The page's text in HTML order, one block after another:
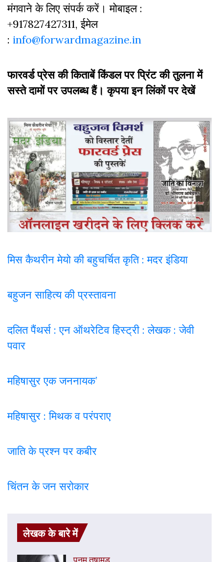
मंगवाने के लिए संपर्क करें। मोबाइल :
+917827427311, ईमेल
: info@forwardmagazine.in
फारवर्ड प्रेस की किताबें किंडल पर प्रिंट की तुलना में
सस्ते दामों पर उपलब्ध हैं। कृपया इन लिंकों पर देखें
मिस कैथरीन मेयो की बहुचर्चित कृति : मदर इंडिया
बहुजन साहित्य की प्रस्तावना
दलित पैंथर्स : एन ऑथरेटिव हिस्ट्री : लेखक : जेवी
पवार
महिषासुर एक जननायक’
महिषासुर : मिथक व परंपराए
जाति के प्रश्न पर कबीर
चिंतन के जन सरोकार
लेखक के बारे में